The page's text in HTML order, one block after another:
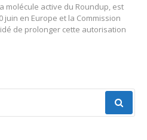
molécule active du Roundup, est
en Europe et la Commission
de prolonger cette autorisation